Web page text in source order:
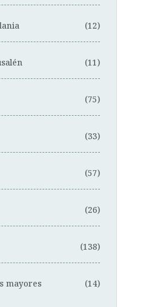
(12)
(11)
(75)
(33)
(57)
(26)
(138)
mayores (14)